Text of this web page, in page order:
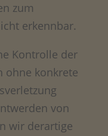
zum
erkennbar.
Kontrolle der
ohne konkrete
von
wir derartige